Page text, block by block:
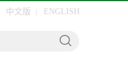
中文版 ENGLISH